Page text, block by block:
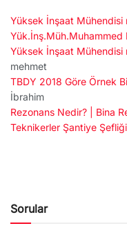
Yüksek İnşaat Mühendisi
Yük.İnş.Müh.Muhammed
Yüksek İnşaat Mühendisi
mehmet
TBDY 2018 Göre Örnek
İbrahim
Rezonans Nedir? | Bina
Teknikerler Şantiye
Sorular